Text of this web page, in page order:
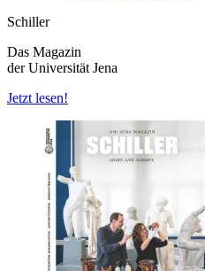
Schiller
Das Magazin
der Universität Jena
Jetzt lesen!